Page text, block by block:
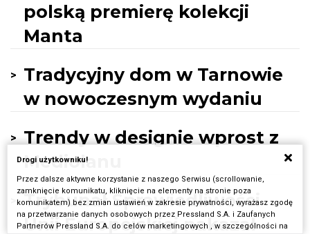
polską premierę kolekcji
Manta
Tradycyjny dom w Tarnowie
w nowoczesnym wydaniu
Trendy w designie wprost z
Mediolanu
Trybunał Sprawiedliwości
Unii Europejskiej nakazał
Drogi użytkowniku!
Przez dalsze aktywne korzystanie z naszego Serwisu (scrollowanie,
zamknięcie komunikatu, kliknięcie na elementy na stronie poza
komunikatem) bez zmian ustawień w zakresie prywatności, wyrażasz zgodę
na przetwarzanie danych osobowych przez Pressland S.A. i Zaufanych
Partnerów Pressland S.A. do celów marketingowych , w szczególności na